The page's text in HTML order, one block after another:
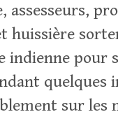
assesseurs,
huissière
indienne pour
quelques
sur les